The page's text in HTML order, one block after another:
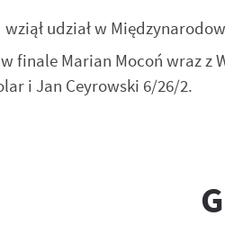
wziął udział w
finale Marian Mocoń wraz z
i Jan Ceyrowski 6/26/2.